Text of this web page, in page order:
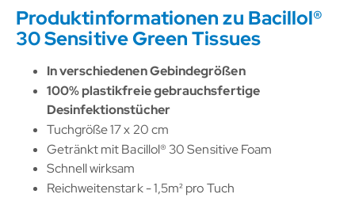
Produktinformationen zu Bacillol®
30 Sensitive Green Tissues
In verschiedenen Gebindegrößen
100% plastikfreie gebrauchsfertige
Desinfektionstücher
Tuchgröße 17 x 20 cm
Getränkt mit Bacillol® 30 Sensitive Foam
Schnell wirksam
Reichweitenstark - 1,5m² pro Tuch